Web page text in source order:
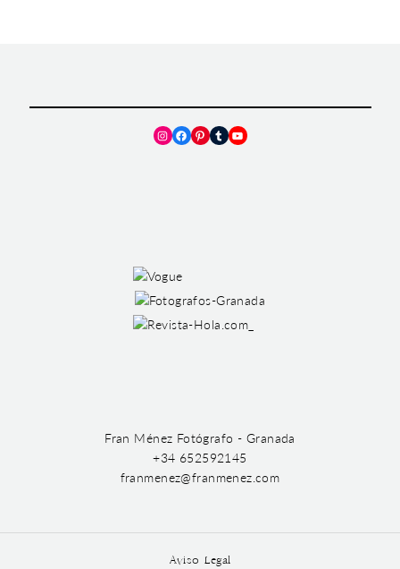
Instagram
Facebook
Pinterest
TumblrYouTube
Fran Ménez Fotógrafo - Granada
+34 652592145
franmenez@franmenez.com
Aviso Legal